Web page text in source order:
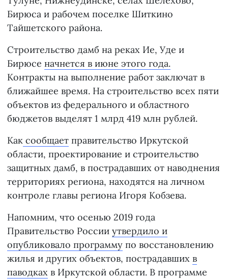
Бирюса и рабочем поселке Шиткино
Тайшетского района.
Строительство дамб на реках Ие, Уде и
Бирюсе начнется в июне этого года.
Контракты на выполнение работ заключат в
ближайшее время. На строительство всех пяти
объектов из федерального и областного
бюджетов выделят 1 млрд 419 млн рублей.
Как сообщает правительство Иркутской
области, проектирование и строительство
защитных дамб, в пострадавших от наводнения
территориях региона, находятся на личном
контроле главы региона Игоря Кобзева.
Напомним, что осенью 2019 года
Правительство России утвердило и
опубликовало программу по восстановлению
жилья и других объектов, пострадавших в
паводках в Иркутской области. В программе